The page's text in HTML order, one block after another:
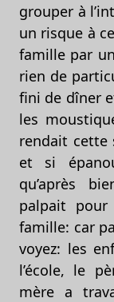
grouper à
un risque à
famille par
rien de
fini de dîner
les
rendait cette
et si
qu’après
palpait
famille: car
voyez: les
l’école, le
mère a